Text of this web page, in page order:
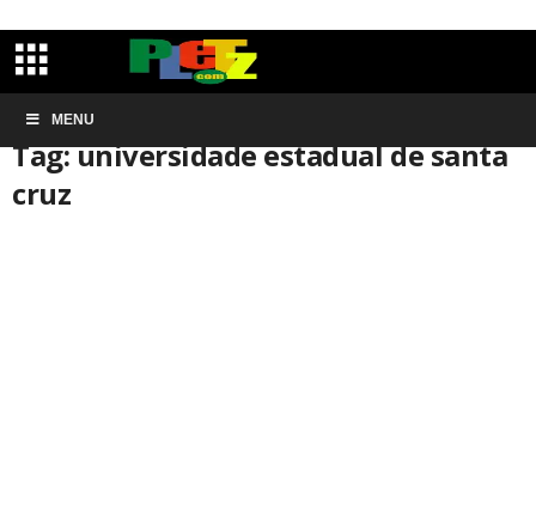
MENU
Início Tags
Tag: universidade estadual de santa
cruz